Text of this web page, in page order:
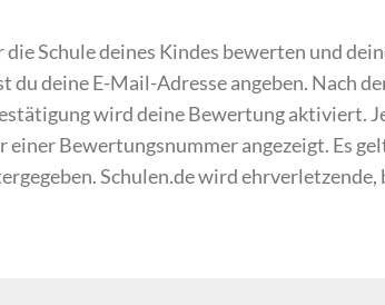
die Schule deines Kindes bewerten und
deine E-Mail-Adresse angeben. Nach
wird deine Bewertung aktiviert.
Bewertungsnummer angezeigt. Es
Schulen.de wird